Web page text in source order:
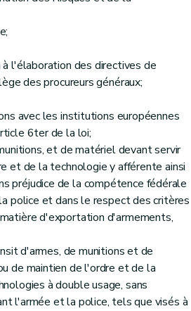
l'élaboration des directives de
des procureurs généraux;
avec les institutions européennes
6ter de la loi;
et de matériel devant servir
et de la technologie y afférente ainsi
préjudice de la compétence fédérale
police et dans le respect des critères
d'exportation d'armements,
d'armes, de munitions et de
de maintien de l'ordre et de la
à double usage, sans
l'armée et la police, tels que visés à